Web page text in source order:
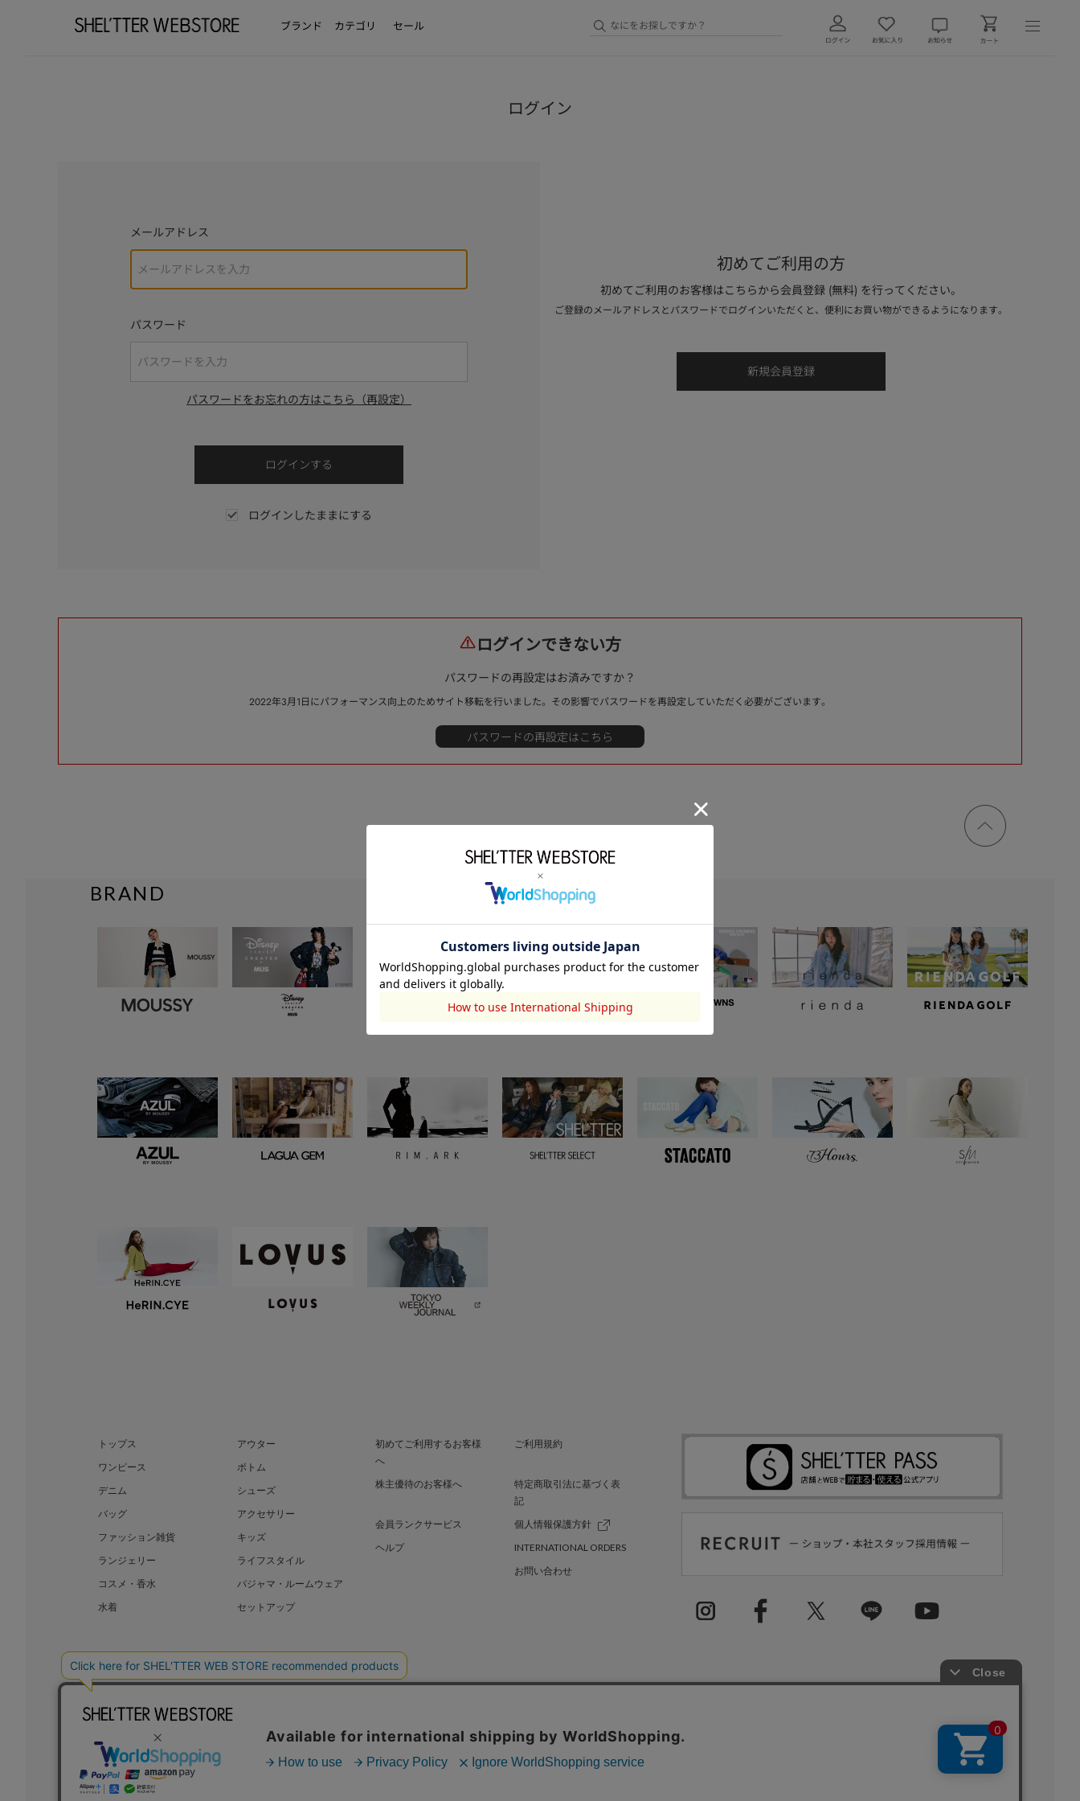
ブランド カテゴリ セール
ログイン
メールアドレス
パスワード
パスワードをお忘れの方はこちら（再設定）
ログインしたままにする
初めてご利用の方
初めてご利用のお客様はこちらから会員登録 (無料) を行ってください。
ご登録のメールアドレスとパスワードでログインいただくと、便利にお買い物ができるようになります。
ログインできない方
パスワードの再設定はお済みですか？
2022年3月1日にパフォーマンス向上のためサイト移転を行いました。その影響でパスワードを再設定していただく必要がございます。
ページ
トップ
BRAND
トップス
アウター
ワンピース
ボトム
デニム
シューズ
バッグ
アクセサリー
ファッション雑貨
キッズ
ランジェリー
ライフスタイル
コスメ・香水
パジャマ・ルームウェア
水着
セットアップ
初めてご利用するお客様
へ
ご利用規約
株主優待のお客様へ
特定商取引法に基づく表
記
会員ランクサービス
個人情報保護方針
ヘルプ
INTERNATIONAL ORDERS
お問い合わせ
BAROQUE JAPAN LIMITED SHEL’TTER GREEN 採用情報
COPYRIGHT © BAROQUE JAPAN LIMITED ALL RIGHTS RESERVED.